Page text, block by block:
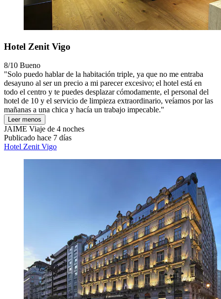
Hotel Zenit Vigo
8/10 Bueno
"Solo puedo hablar de la habitación triple, ya que no me entraba
desayuno al ser un precio a mi parecer excesivo; el hotel está en
todo el centro y te puedes desplazar cómodamente, el personal del
hotel de 10 y el servicio de limpieza extraordinario, veíamos por las
mañanas a una chica y hacía un trabajo impecable."
Leer menos
JAIME Viaje de 4 noches
Publicado hace 7 días
Hotel Zenit Vigo